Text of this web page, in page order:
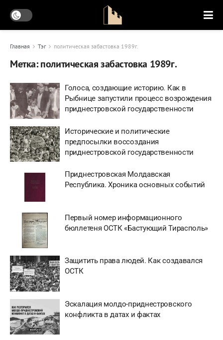
Главная Тэг политическая забастовка 1989г.
Метка:политическая забастовка 1989г.
Голоса, создающие историю. Как в
Рыбнице запустили процесс возрождения
приднестровской государственности
Исторические и политические
предпосылки воссоздания
приднестровской государственности
Приднестровская Молдавская
Республика. Хроника основных событий
Первый номер информационного
бюллетеня ОСТК «Бастующий Тирасполь»
Защитить права людей. Как создавался
ОСТК
Эскалация молдо-приднестровского
конфликта в датах и фактах